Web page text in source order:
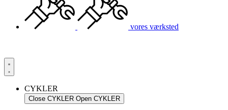
vores værksted
CYKLER
Close CYKLER Open CYKLER